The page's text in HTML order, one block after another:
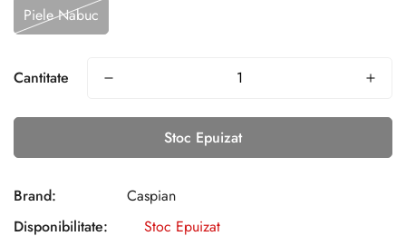
Piele Nabuc
Cantitate
Stoc Epuizat
Brand:
Caspian
Disponibilitate:
Stoc Epuizat